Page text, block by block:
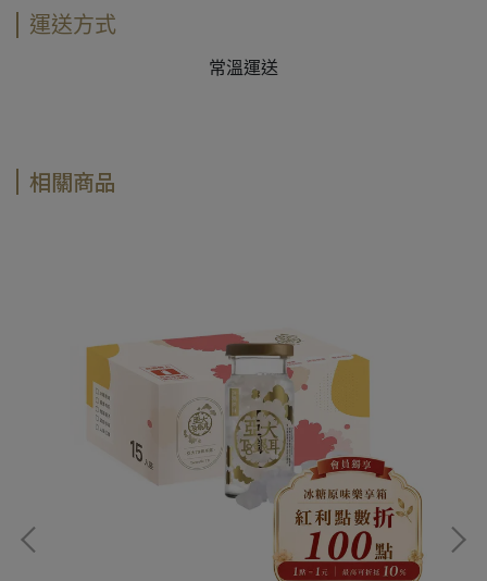
運送方式
常溫運送
相關商品